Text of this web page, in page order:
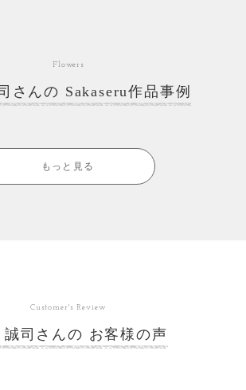
Flowers
さんの Sakaseru作品事例
もっと見る
Customer's Review
誠司さんの お客様の声